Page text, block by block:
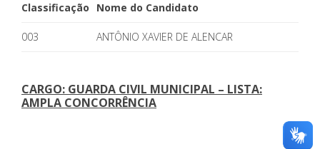
Classificação Nome do Candidato
003 ANTÔNIO XAVIER DE ALENCAR
CARGO: GUARDA CIVIL MUNICIPAL – LISTA:
AMPLA CONCORRÊNCIA